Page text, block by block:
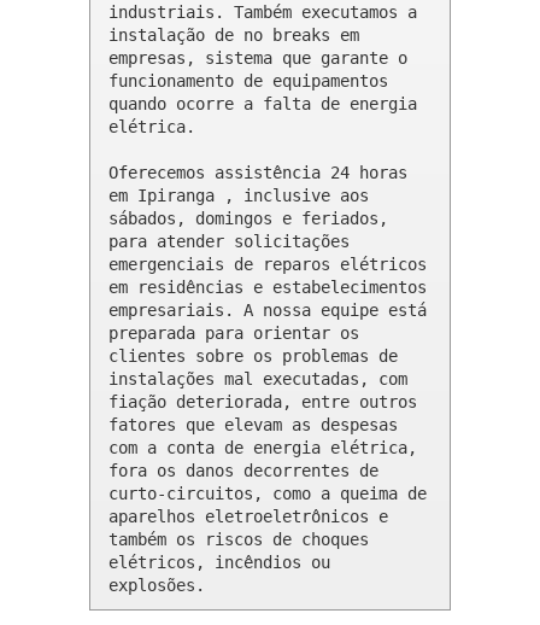
industriais. Também executamos a
instalação de no breaks em
empresas, sistema que garante o
funcionamento de equipamentos
quando ocorre a falta de energia
elétrica.
Oferecemos assistência 24 horas
em Ipiranga , inclusive aos
sábados, domingos e feriados,
para atender solicitações
emergenciais de reparos elétricos
em residências e estabelecimentos
empresariais. A nossa equipe está
preparada para orientar os
clientes sobre os problemas de
instalações mal executadas, com
fiação deteriorada, entre outros
fatores que elevam as despesas
com a conta de energia elétrica,
fora os danos decorrentes de
curto-circuitos, como a queima de
aparelhos eletroeletrônicos e
também os riscos de choques
elétricos, incêndios ou
explosões.